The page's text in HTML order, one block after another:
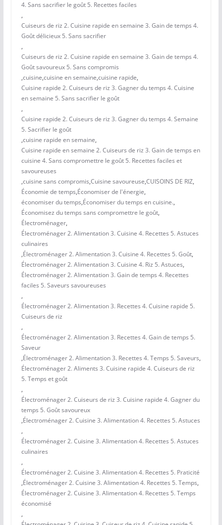
4. Sans sacrifier le goût 5. Recettes faciles
,
Cuiseurs de riz 2. Cuisine rapide en semaine 3. Gain de temps 4.
Goût délicieux 5. Sans sacrifier
,
Cuiseurs de riz 2. Cuisine rapide en semaine 3. Gain de temps 4.
Goût savoureux 5. Sans compromis
,cuisine,cuisine en semaine,cuisine rapide,
Cuisine rapide 2. Cuiseurs de riz 3. Gagner du temps 4. Cuisine
en semaine 5. Sans sacrifier le goût
,
Cuisine rapide 2. Cuiseurs de riz 3. Gagner du temps 4. Semaine
5. Sacrifier le goût
,cuisine rapide en semaine,
Cuisine rapide en semaine 2. Cuiseurs de riz 3. Gain de temps en
cuisine 4. Sans compromettre le goût 5. Recettes faciles et
savoureuses
,cuisine sans compromis,Cuisine savoureuse,CUISOINS DE RIZ,
Économie de temps,Économiser de l'énergie,
économiser du temps,Économiser du temps en cuisine.,
Économisez du temps sans compromettre le goût,
Électroménager,
Électroménager 2. Alimentation 3. Cuisine 4. Recettes 5. Astuces
culinaires
,Électroménager 2. Alimentation 3. Cuisine 4. Recettes 5. Goût,
Électroménager 2. Alimentation 3. Cuisine 4. Riz 5. Astuces,
Électroménager 2. Alimentation 3. Gain de temps 4. Recettes
faciles 5. Saveurs savoureuses
,
Électroménager 2. Alimentation 3. Recettes 4. Cuisine rapide 5.
Cuiseurs de riz
,
Électroménager 2. Alimentation 3. Recettes 4. Gain de temps 5.
Saveur
,Électroménager 2. Alimentation 3. Recettes 4. Temps 5. Saveurs,
Électroménager 2. Aliments 3. Cuisine rapide 4. Cuiseurs de riz
5. Temps et goût
,
Électroménager 2. Cuiseurs de riz 3. Cuisine rapide 4. Gagner du
temps 5. Goût savoureux
,Électroménager 2. Cuisine 3. Alimentation 4. Recettes 5. Astuces
,
Électroménager 2. Cuisine 3. Alimentation 4. Recettes 5. Astuces
culinaires
,
Électroménager 2. Cuisine 3. Alimentation 4. Recettes 5. Praticité
,Électroménager 2. Cuisine 3. Alimentation 4. Recettes 5. Temps,
Électroménager 2. Cuisine 3. Alimentation 4. Recettes 5. Temps
économisé
,